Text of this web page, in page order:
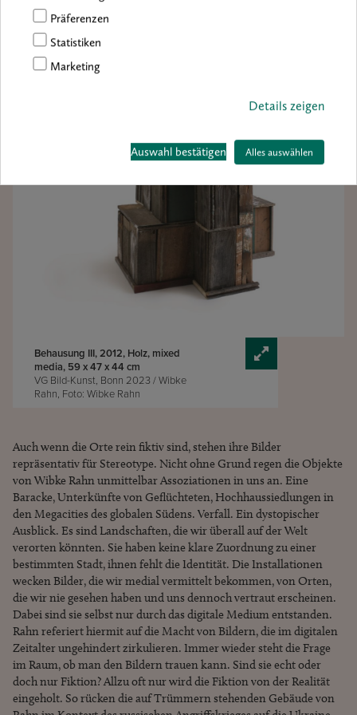
Präferenzen
Statistiken
Marketing
Details zeigen
Auswahl bestätigen Alles auswählen
Siedlungen, die an Filme wie „Mad Max“ oder „Waterworld“
erinnern – Welten nach dem Kollaps unserer Gesellschaften, wie
wir sie heute kennen. Medien, die Werbung, Filme oder Spiele
vermitteln uns Bilder dieser Orte, sodass uns ein Gefühl der
Vertrautheit beschleicht.
Behausung III, 2012, Holz, mixed
media, 59 x 47 x 44 cm
VG Bild-Kunst, Bonn 2023 / Wibke
Rahn, Foto: Wibke Rahn
Auch wenn die Orte rein fiktiv sind, stehen ihre Bilder
repräsentativ für Stereotype. Nicht ohne Grund regen die Objekte
von Wibke Rahn unmittelbar Assoziationen in uns an. Eine
Baracke, Unterkünfte von Geflüchteten, Hochhaussiedlungen in
den Megacities des globalen Südens. Verfall. Ein dystopischer
Ausblick. Es sind Landschaften, die wir überall auf der Welt
verorten könnten. Sie haben keine klare Zuordnung zu einer
bestimmten Stadt, ihnen fehlt die Identität. Die Installationen
wecken Bilder, die wir medial vermittelt bekommen, von Orten,
die wir nie gesehen haben und uns dennoch vertraut erscheinen.
Dabei sind sie selbst nur durch das digitale Medium entstanden.
Rahn referiert hiermit auf die Macht von Bildern, die im digitalen
Zeitalter ungehindert zirkulieren. Immer wieder steht die Frage
im Raum, ob man den Bildern trauen kann. Sind sie echt oder
doch nur Fiktion? Allzu oft nur wird die Fiktion von der Realität
eingeholt. So rücken die auf Trümmern stehenden Gebäude von